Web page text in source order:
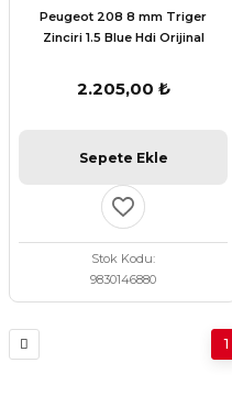
Peugeot 208 8 mm Triger
Zinciri 1.5 Blue Hdi Orijinal
2.205,00 ₺
Sepete Ekle
Stok Kodu
9830146880
1